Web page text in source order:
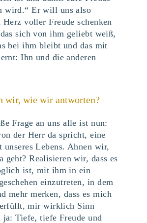
wird.“ Er will uns also
voller Freude schenken
sich von ihm geliebt weiß,
bei ihm bleibt und das mit
Ihn und die anderen
wir, wie wir antworten?
Frage an uns alle ist nun:
der Herr da spricht, eine
Lebens. Ahnen wir,
geht? Realisieren wir, dass es
ist, mit ihm in ein
einzutreten, in dem
mehr merken, dass es mich
mir wirklich Sinn
ja: Tiefe, tiefe Freude und